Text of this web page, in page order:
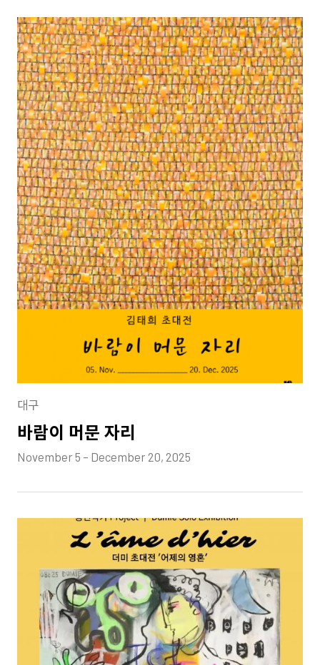
대구
바람이 머문 자리
November 5 – December 20, 2025